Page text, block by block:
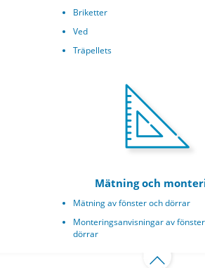
Briketter
Ved
Träpellets
Mätning och
Mätning av fönster och dörrar
Monteringsanvisningar av
dörrar